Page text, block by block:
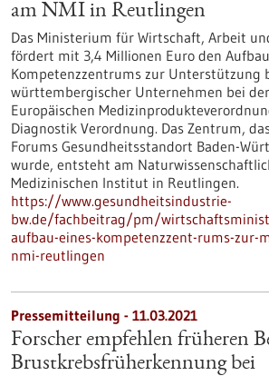
am NMI in Reutlingen
Das Ministerium für Wirtschaft, Arbeit
fördert mit 3,4 Millionen Euro den
Kompetenzzentrums zur Unterstützung
württembergischer Unternehmen bei
Europäischen
Diagnostik Verordnung. Das Zentrum,
Forums Gesundheitsstandort Baden-
wurde, entsteht am
Medizinischen Institut in Reutlingen.
https://www.gesundheitsindustrie-
bw.de/fachbeitrag/pm/
aufbau-eines-kompetenzzent-rums-zur-
nmi-reutlingen
Pressemitteilung - 11.03.2021
Forscher empfehlen früheren
Brustkrebsfrüherkennung bei